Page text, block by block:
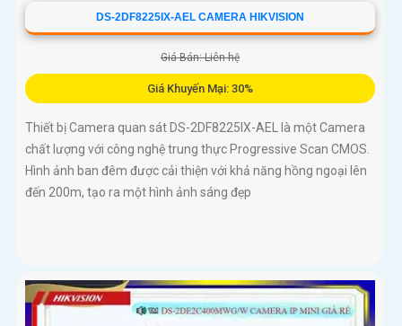
DS-2DF8225IX-AEL CAMERA HIKVISION
Giá Bán: Liên hệ
Giá Khuyến Mại: 30%
Thiết bị Camera quan sát DS-2DF8225IX-AEL là một Camera
chất lượng với công nghệ trung thực Progressive Scan CMOS.
Hình ảnh ban đêm được cải thiện với khả năng hồng ngoại lên
đến 200m, tạo ra một hình ảnh sáng đẹp